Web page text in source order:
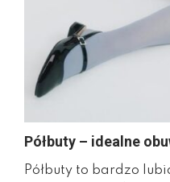
Półbuty – idealne
Półbuty to bardzo